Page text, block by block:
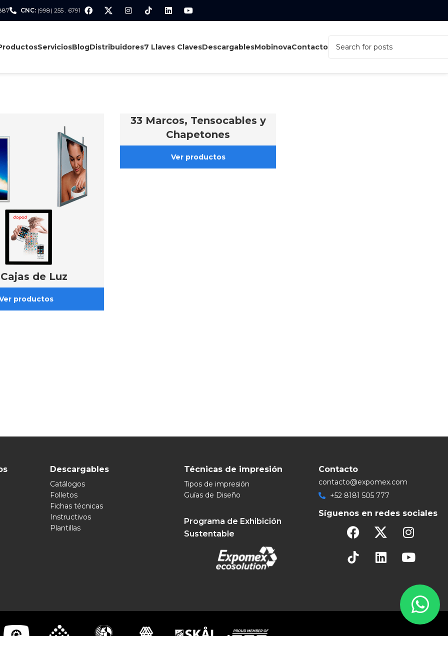
CNC: (998) 255 . 6791
ServiciosBlogDistribuidores7 Llaves ClavesDescargablesMobinovaContacto
de Luz
33 Marcos, Tensocables y
Chapetones
Descargables
Catálogos
Folletos
Fichas técnicas
Instructivos
Plantillas
Técnicas de impresión
Tipos de impresión
Guías de Diseño
Programa de Exhibición
Sustentable
Contacto
contacto@expomex.com
+52 8181 505 777
Síguenos en redes sociales